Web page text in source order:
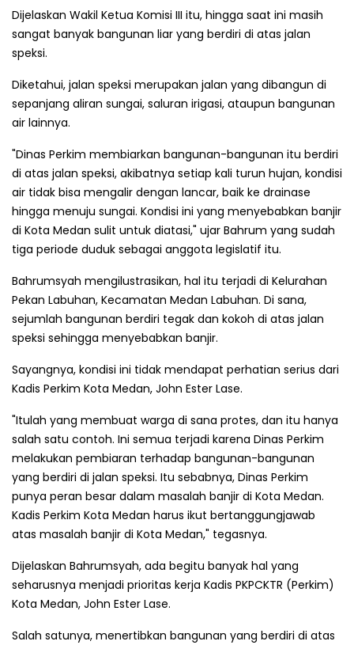
Dijelaskan Wakil Ketua Komisi III itu, hingga saat ini masih
sangat banyak bangunan liar yang berdiri di atas jalan
speksi.
Diketahui, jalan speksi merupakan jalan yang dibangun di
sepanjang aliran sungai, saluran irigasi, ataupun bangunan
air lainnya.
"Dinas Perkim membiarkan bangunan-bangunan itu berdiri
di atas jalan speksi, akibatnya setiap kali turun hujan, kondisi
air tidak bisa mengalir dengan lancar, baik ke drainase
hingga menuju sungai. Kondisi ini yang menyebabkan banjir
di Kota Medan sulit untuk diatasi," ujar Bahrum yang sudah
tiga periode duduk sebagai anggota legislatif itu.
Bahrumsyah mengilustrasikan, hal itu terjadi di Kelurahan
Pekan Labuhan, Kecamatan Medan Labuhan. Di sana,
sejumlah bangunan berdiri tegak dan kokoh di atas jalan
speksi sehingga menyebabkan banjir.
Sayangnya, kondisi ini tidak mendapat perhatian serius dari
Kadis Perkim Kota Medan, John Ester Lase.
"Itulah yang membuat warga di sana protes, dan itu hanya
salah satu contoh. Ini semua terjadi karena Dinas Perkim
melakukan pembiaran terhadap bangunan-bangunan
yang berdiri di jalan speksi. Itu sebabnya, Dinas Perkim
punya peran besar dalam masalah banjir di Kota Medan.
Kadis Perkim Kota Medan harus ikut bertanggungjawab
atas masalah banjir di Kota Medan," tegasnya.
Dijelaskan Bahrumsyah, ada begitu banyak hal yang
seharusnya menjadi prioritas kerja Kadis PKPCKTR (Perkim)
Kota Medan, John Ester Lase.
Salah satunya, menertibkan bangunan yang berdiri di atas